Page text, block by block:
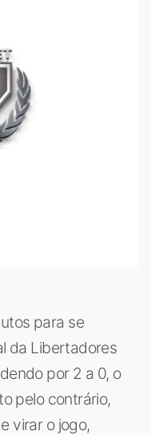
para se
da Libertadores
por 2 a 0, o
pelo contrário,
virar o jogo,